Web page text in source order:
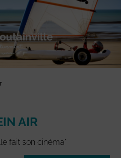
AIR
fait son cinéma"